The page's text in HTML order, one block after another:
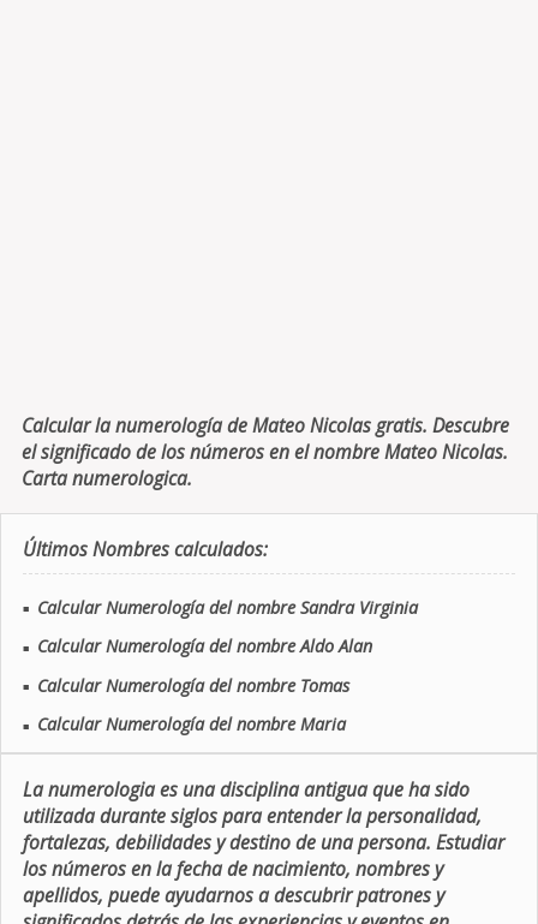
Calcular la numerología de Mateo Nicolas gratis. Descubre
el significado de los números en el nombre Mateo Nicolas.
Carta numerologica.
Últimos Nombres calculados:
■ Calcular Numerología del nombre Sandra Virginia
■ Calcular Numerología del nombre Aldo Alan
■ Calcular Numerología del nombre Tomas
■ Calcular Numerología del nombre Maria
La numerologia es una disciplina antigua que ha sido
utilizada durante siglos para entender la personalidad,
fortalezas, debilidades y destino de una persona. Estudiar
los números en la fecha de nacimiento, nombres y
apellidos, puede ayudarnos a descubrir patrones y